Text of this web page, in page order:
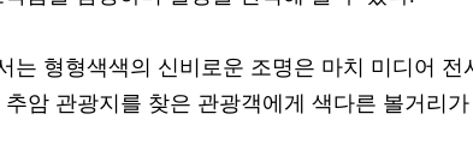
는 형형색색의 신비로운 조명은 마치 미디어 전
추암 관광지를 찾은 관광객에게 색다른 볼거리